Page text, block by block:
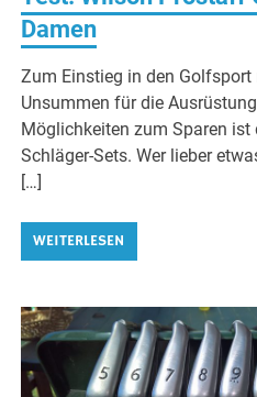
Damen
Zum Einstieg in den
Unsummen für die
Möglichkeiten zum Sparen ist
Schläger-Sets. Wer lieber
[…]
WEITERLESEN